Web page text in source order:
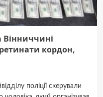
Вінниччині
кордон,
поліції скерували